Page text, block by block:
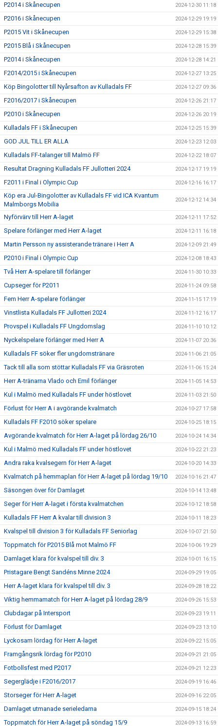
P2014 i Skånecupen 2024-12-30 11:18
P2016 i Skånecupen 2024-12-29 19:19
P2015 Vit i Skånecupen 2024-12-29 15:38
P2015 Blå i Skånecupen 2024-12-28 15:39
P2014 i Skånecupen 2024-12-28 14:21
F2014/2015 i Skånecupen 2024-12-27 13:25
Köp Bingolotter till Nyårsafton av Kulladals FF 2024-12-27 09:36
F2016/2017 i Skånecupen 2024-12-26 21:17
P2010 i Skånecupen 2024-12-26 20:19
Kulladals FF i Skånecupen 2024-12-25 15:39
GOD JUL TILL ER ALLA 2024-12-23 12:03
Kulladals FF-talanger till Malmö FF 2024-12-22 18:07
Resultat Dragning Kulladals FF Jullotteri 2024 2024-12-17 19:19
F2011 i Final i Olympic Cup 2024-12-16 16:17
Köp era Jul-Bingolotter av Kulladals FF vid ICA Kvantum
Malmborgs Mobilia
2024-12-12 14:34
Nyförvärv till Herr A-laget 2024-12-11 17:52
Spelare förlänger med Herr A-laget 2024-12-11 16:18
Martin Persson ny assisterande tränare i Herr A 2024-12-09 21:49
P2010 i Final i Olympic Cup 2024-12-08 18:43
Två Herr A-spelare till förlänger 2024-11-30 10:33
Cupseger för P2011 2024-11-24 09:58
Fem Herr A-spelare förlänger 2024-11-15 17:19
Vinstlista Kulladals FF Jullotteri 2024 2024-11-12 16:17
Provspel i Kulladals FF Ungdomslag 2024-11-10 10:12
Nyckelspelare förlänger med Herr A 2024-11-07 20:36
Kulladals FF söker fler ungdomstränare 2024-11-06 21:05
Tack till alla som stöttar Kulladals FF via Gräsroten 2024-11-06 15:24
Herr A-tränarna Vlado och Emil förlänger 2024-11-05 14:53
Kul i Malmö med Kulladals FF under höstlovet 2024-11-03 21:50
Förlust för Herr A i avgörande kvalmatch 2024-10-27 17:58
Kulladals FF F2010 söker spelare 2024-10-25 18:15
Avgörande kvalmatch för Herr A-laget på lördag 26/10 2024-10-24 14:34
Kul i Malmö med Kulladals FF under höstlovet 2024-10-22 21:23
Andra raka kvalsegern för Herr A-laget 2024-10-20 14:33
Kvalmatch på hemmaplan för Herr A-laget på lördag 19/10 2024-10-16 21:47
Säsongen över för Damlaget 2024-10-14 13:48
Seger för Herr A-laget i första kvalmatchen 2024-10-12 18:58
Kulladals FF Herr A kvalar till division 3 2024-10-11 18:23
Kvalspel till division 3 för Kulladals FF Seniorlag 2024-10-07 21:50
Toppmatch för P2015 Blå mot Malmö FF 2024-10-06 19:29
Damlaget klara för kvalspel till div. 3 2024-10-01 16:15
Pristagare Bengt Sandéns Minne 2024 2024-09-29 19:05
Herr A-laget klara för kvalspel till div. 3 2024-09-28 18:22
Viktig hemmamatch för Herr A-laget på lördag 28/9 2024-09-26 15:53
Clubdagar på Intersport 2024-09-23 19:11
Förlust för Damlaget 2024-09-23 13:10
Lyckosam lördag för Herr A-laget 2024-09-22 15:05
Framgångsrik lördag för P2010 2024-09-21 21:05
Fotbollsfest med P2017 2024-09-21 12:23
Segerglädje i F2016/2017 2024-09-19 16:46
Storseger för Herr A-laget 2024-09-16 22:05
Damlaget utmanade serieledarna 2024-09-15 18:24
Toppmatch för Herr A-laget på söndag 15/9 2024-09-13 16:59